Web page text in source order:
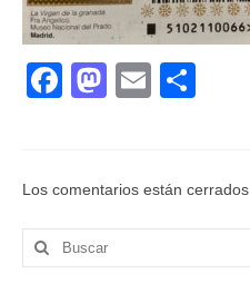
Facebook
Mastodon
Email
Los comentarios están cerrados.
Buscar
por: